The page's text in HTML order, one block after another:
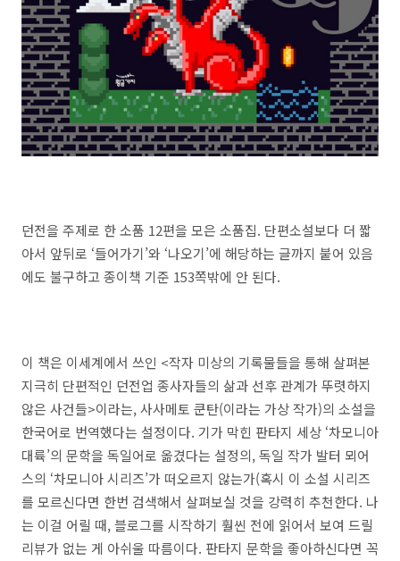
던전을 주제로 한 소품 12편을 모은 소품집. 단편소설보다 더 짧
아서 앞뒤로 ‘들어가기’와 ‘나오기’에 해당하는 글까지 붙어 있음
에도 불구하고 종이책 기준 153쪽밖에 안 된다.
이 책은 이세계에서 쓰인 <작자 미상의 기록물들을 통해 살펴본
지극히 단편적인 던전업 종사자들의 삶과 선후 관계가 뚜렷하지
않은 사건들>이라는, 사사메토 쿤탄(이라는 가상 작가)의 소설을
한국어로 번역했다는 설정이다. 기가 막힌 판타지 세상 ‘차모니아
대륙’의 문학을 독일어로 옮겼다는 설정의, 독일 작가 발터 뫼어
스의 ‘차모니아 시리즈’가 떠오르지 않는가(혹시 이 소설 시리즈
를 모르신다면 한번 검색해서 살펴보실 것을 강력히 추천한다. 나
는 이걸 어릴 때, 블로그를 시작하기 훨씬 전에 읽어서 보여 드릴
리뷰가 없는 게 아쉬울 따름이다. 판타지 문학을 좋아하신다면 꼭